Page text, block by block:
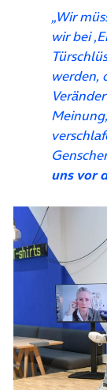
„Wir
wir bei
werden,
Meinung,
uns vor